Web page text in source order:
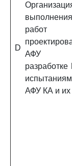
D
выполнения
работ
АФУ
испытаниям
АФУ КА и их